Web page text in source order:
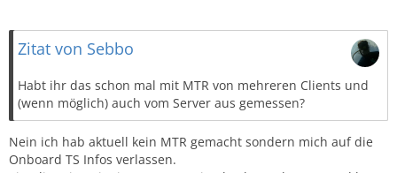
Zitat von Sebbo
Habt ihr das schon mal mit MTR von mehreren Clients und
(wenn möglich) auch vom Server aus gemessen?
Nein ich hab aktuell kein MTR gemacht sondern mich auf die
Onboard TS Infos verlassen.